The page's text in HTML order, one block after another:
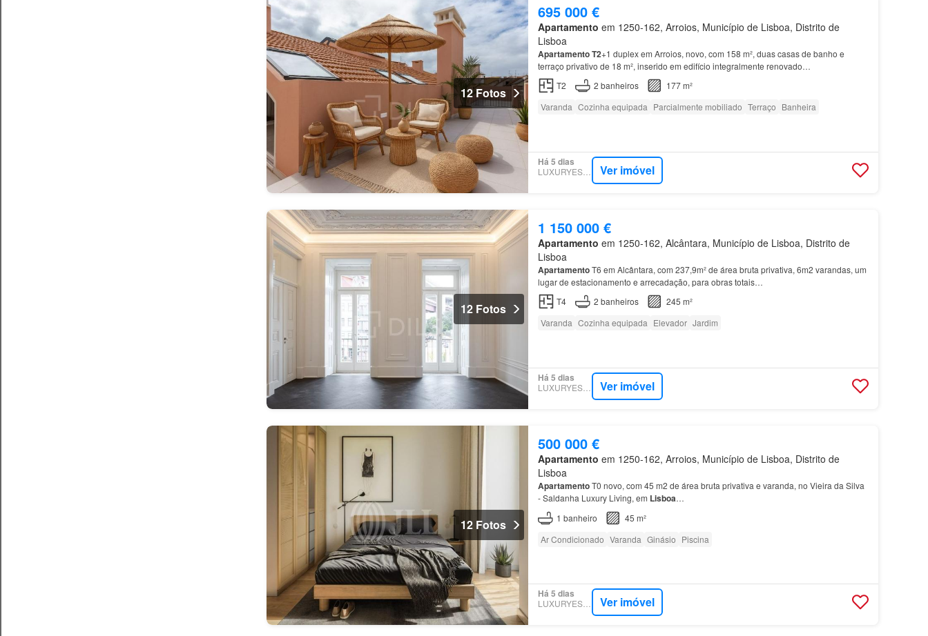
12 Fotos
695 000 €
Apartamento em 1250-162, Arroios, Município de Lisboa, Distrito de
Lisboa
ApartamentoT2+1 duplex em Arroios, novo, com 158 m², duas casas de banho e
terraço privativo de 18 m², inserido em edifício integralmente renovado…
T2
2 banheiros
177 m²
Varanda Cozinha equipada Parcialmente mobiliado Terraço Banheira
Há 5 dias
LUXURYESTATE Ver imóvel
12 Fotos
1 150 000 €
Apartamento em 1250-162, Alcântara, Município de Lisboa, Distrito de
Lisboa
ApartamentoT6 em Alcântara, com 237,9m² de área bruta privativa, 6m2 varandas, um
lugar de estacionamento e arrecadação, para obras totais…
T4
2 banheiros
245 m²
Varanda Cozinha equipada Elevador Jardim
Há 5 dias
LUXURYESTATE Ver imóvel
12 Fotos
500 000 €
Apartamento em 1250-162, Arroios, Município de Lisboa, Distrito de
Lisboa
ApartamentoT0 novo, com 45 m2 de área bruta privativa e varanda, no Vieira da Silva
- Saldanha Luxury Living, em Lisboa…
1 banheiro
45 m²
Ar Condicionado Varanda Ginásio Piscina
Há 5 dias
LUXURYESTATE Ver imóvel